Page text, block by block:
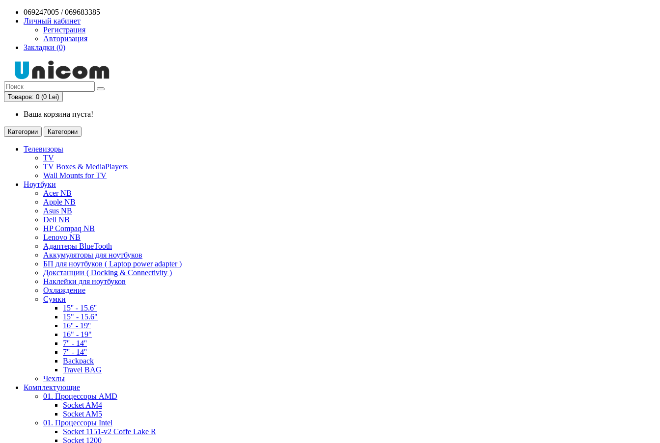
069247005 / 069683385
Личный кабинет
Регистрация
Авторизация
Закладки (0)
Товаров: 0 (0 Lei)
Ваша корзина пуста!
Категории Категории
Телевизоры
TV
TV Boxes & MediaPlayers
Wall Mounts for TV
Ноутбуки
Acer NB
Apple NB
Asus NB
Dell NB
HP Compaq NB
Lenovo NB
Адаптеры BlueTooth
Аккумуляторы для ноутбуков
БП для ноутбуков ( Laptop power adapter )
Докстанции ( Docking & Connectivity )
Наклейки для ноутбуков
Охлаждение
Сумки
15'' - 15.6''
15" - 15.6"
16'' - 19''
16" - 19"
7'' - 14''
7'' - 14''
Backpack
Travel BAG
Чехлы
Комплектующие
01. Процессоры AMD
Socket AM4
Socket AM5
01. Процессоры Intel
Socket 1151-v2 Coffe Lake R
Socket 1200